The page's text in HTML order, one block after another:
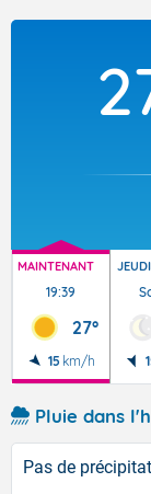
MAINTENANT
19:39
27°
15 km/h
Pluie dans
Pas de